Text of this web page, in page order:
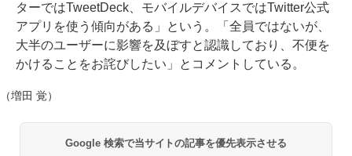
ターではTweetDeck、モバイルデバイスではTwitter公式
アプリを使う傾向がある」という。「全員ではないが、
大半のユーザーに影響を及ぼすと認識しており、不便を
かけることをお詫びしたい」とコメントしている。
（増田 覚）
Google 検索で当サイトの記事を優先表示させる